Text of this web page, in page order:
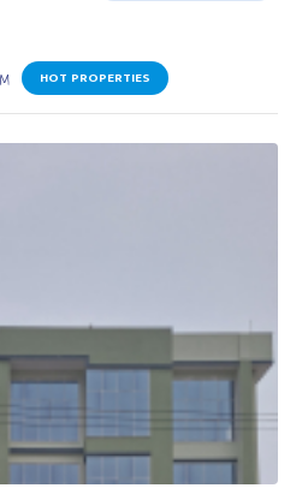
HOT PROPERTIES